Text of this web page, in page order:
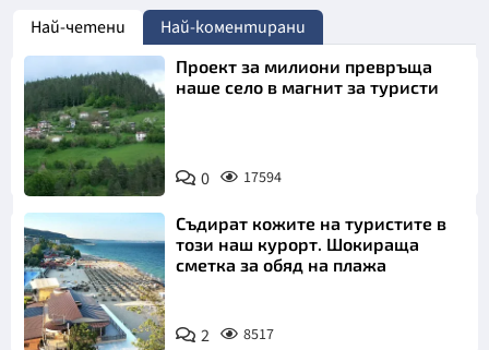
Най-четени Най-коментирани
Проект за милиони превръща
наше село в магнит за туристи
0 17594
Съдират кожите на туристите в
този наш курорт. Шокираща
сметка за обяд на плажа
2 8517